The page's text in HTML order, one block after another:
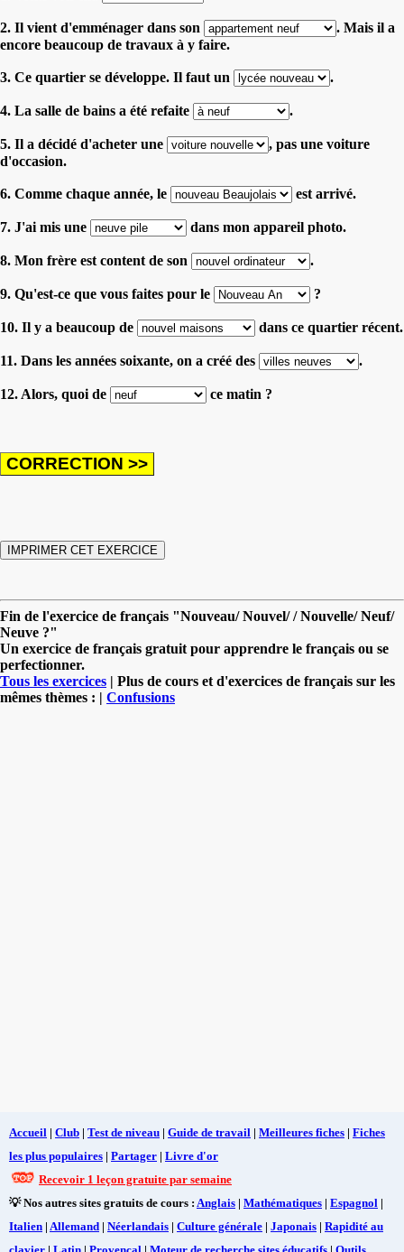
2. Il vient d'emménager dans son
. Mais il a
encore beaucoup de travaux à y faire.
3. Ce quartier se développe. Il faut un .
4. La salle de bains a été refaite .
5. Il a décidé d'acheter une
, pas une voiture
d'occasion.
6. Comme chaque année, le est arrivé.
7. J'ai mis une dans mon appareil photo.
8. Mon frère est content de son .
9. Qu'est-ce que vous faites pour le ?
10. Il y a beaucoup de dans ce quartier récent.
11. Dans les années soixante, on a créé des .
12. Alors, quoi de ce matin ?
Fin de l'exercice de français "Nouveau/ Nouvel/ / Nouvelle/ Neuf/
Neuve ?"
Un exercice de français gratuit pour apprendre le français ou se
perfectionner.
Tous les exercices | Plus de cours et d'exercices de français sur les
mêmes thèmes : | Confusions
Accueil | Club | Test de niveau | Guide de travail | Meilleures fiches | Fiches
les plus populaires | Partager | Livre d'or
Recevoir 1 leçon gratuite par semaine
💡 Nos autres sites gratuits de cours : Anglais | Mathématiques | Espagnol |
Italien | Allemand | Néerlandais | Culture générale | Japonais | Rapidité au